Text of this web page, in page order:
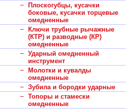
Плоскогубцы, кусачки
боковые, кусачки торцевые
омедненные
Ключи трубные рычажные
(КТР) и разводные (КР)
омедненные
Ударный омедненный
инструмент
Молотки и кувалды
омедненные
Зубила и бородки ударные
Топоры и стамески
омедненные